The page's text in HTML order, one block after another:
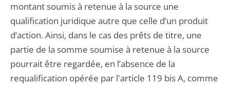
montant soumis à retenue à la source une
qualification juridique autre que celle d’un produit
d’action. Ainsi, dans le cas des prêts de titre, une
partie de la somme soumise à retenue à la source
pourrait être regardée, en l’absence de la
requalification opérée par l'article 119 bis A, comme